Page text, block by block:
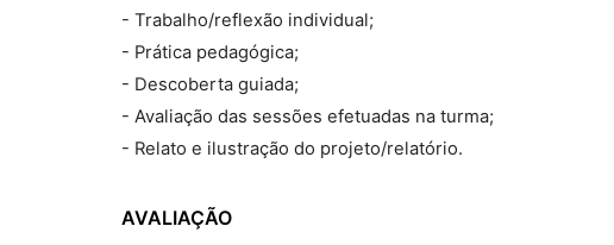
- Trabalho/reflexão individual;
- Prática pedagógica;
- Descoberta guiada;
- Avaliação das sessões efetuadas na turma;
- Relato e ilustração do projeto/relatório.
AVALIAÇÃO